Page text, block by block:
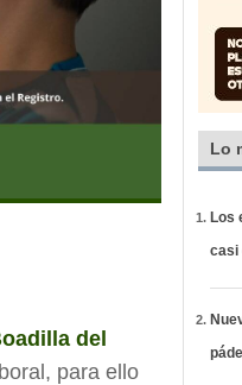
del
para ello
Lo
Los
casi
pádel